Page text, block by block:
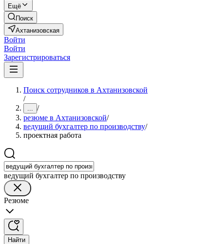
Ещё
Поиск
Ахтанизовская
Войти
Войти
Зарегистрироваться
Поиск сотрудников в Ахтанизовской
/
... /
резюме в Ахтанизовской/
ведущий бухгалтер по производству/
проектная работа
ведущий бухгалтер по производству
Резюме
Найти